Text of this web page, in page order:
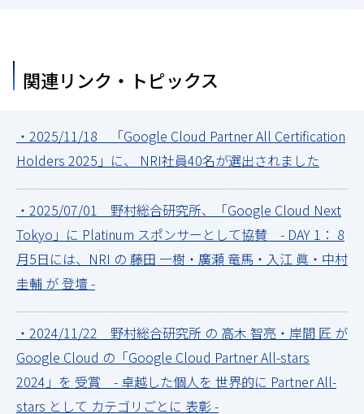
関連リンク・トピックス
・2025/11/18 「Google Cloud Partner All Certification
Holders 2025」に、 NRI社員40名が選出されました
・2025/07/01 野村総合研究所、「Google Cloud Next
Tokyo」に Platinum スポンサーとして協賛 - DAY 1： 8
月5日には、NRI の 藤田 一樹・廣瀬 竜馬・入江 眞・中村
圭輔 が 登壇 -
・2024/11/22 野村総合研究所 の 高木 智亮・岸間 匠 が
Google Cloud の「Google Cloud Partner All-stars
2024」を 受賞 - 卓越した個人を 世界的に Partner All-
stars として カテゴリごとに 表彰 -